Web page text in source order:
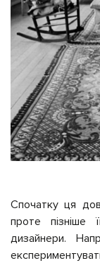
Спочатку ця
проте пізніше
дизайнери.